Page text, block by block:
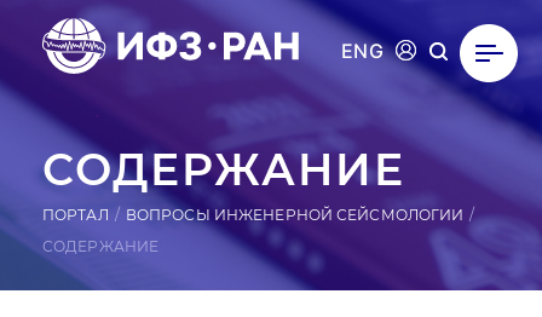
ENG
СО­ДЕР­ЖА­НИЕ
ПОРТАЛ
ВОПРОСЫ ИНЖЕНЕРНОЙ СЕЙСМОЛОГИИ
СОДЕРЖАНИЕ